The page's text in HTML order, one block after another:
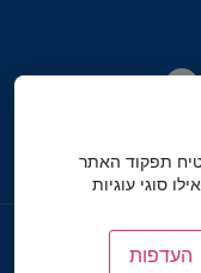
תפקוד האתר
סוגי עוגיות
העדפות